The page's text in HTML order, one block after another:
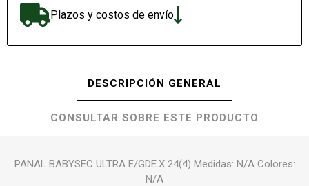
Plazos y costos de envío
DESCRIPCIÓN GENERAL
CONSULTAR SOBRE ESTE PRODUCTO
PANAL BABYSEC ULTRA E/GDE.X 24(4) Medidas: N/A Colores:
N/A